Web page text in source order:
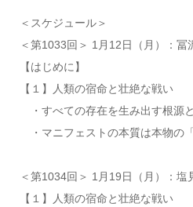
＜スケジュール＞
＜第1033回＞ 1月12日（月）：冨
【はじめに】
【１】人類の宿命と壮絶な戦い
・すべての存在を生み出す根源
・マニフェストの本質は本物の
＜第1034回＞ 1月19日（月）：塩
【１】人類の宿命と壮絶な戦い